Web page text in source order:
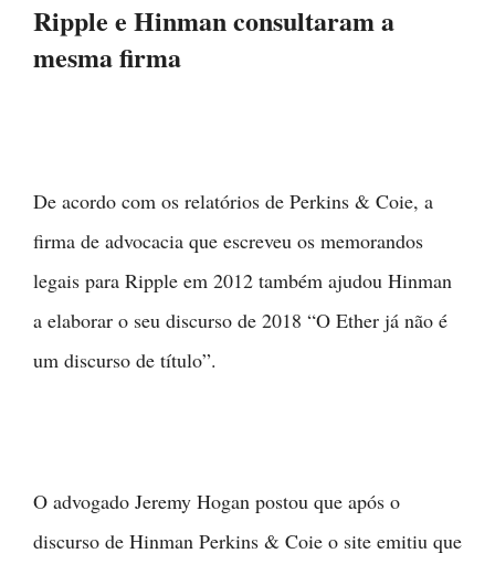
Ripple e Hinman consultaram a
mesma firma
De acordo com os relatórios de Perkins & Coie, a
firma de advocacia que escreveu os memorandos
legais para Ripple em 2012 também ajudou Hinman
a elaborar o seu discurso de 2018 “O Ether já não é
um discurso de título”.
O advogado Jeremy Hogan postou que após o
discurso de Hinman Perkins & Coie o site emitiu que